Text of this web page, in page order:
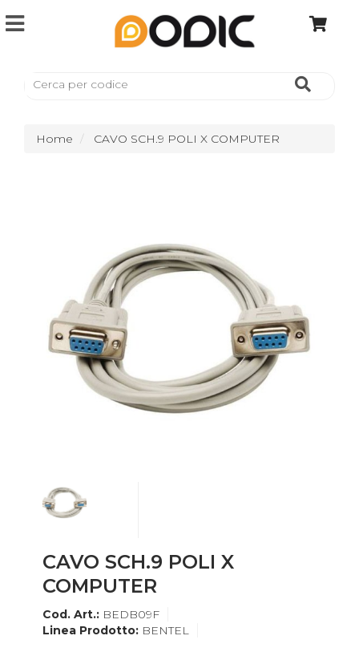
Home CAVO SCH.9 POLI X COMPUTER
CAVO SCH.9 POLI X
COMPUTER
Cod. Art.: BEDB09F
Linea Prodotto: BENTEL